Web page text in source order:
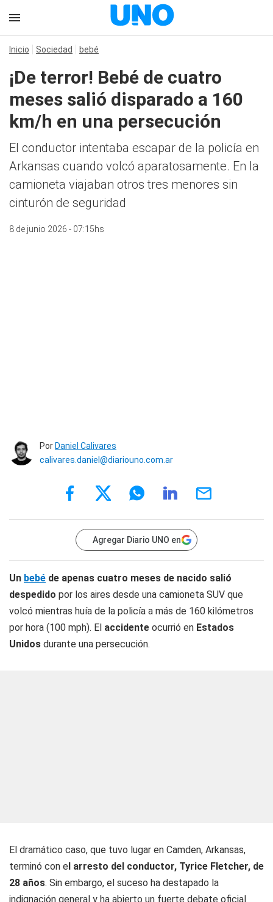
Inicio Sociedad bebé
¡De terror! Bebé de cuatro
meses salió disparado a 160
km/h en una persecución
El conductor intentaba escapar de la policía en
Arkansas cuando volcó aparatosamente. En la
camioneta viajaban otros tres menores sin
cinturón de seguridad
8 de junio 2026 - 07:15hs
Por Daniel Calivares
calivares.daniel@diariouno.com.ar
Agregar Diario UNO en
Un bebé de apenas cuatro meses de nacido salió
despedido por los aires desde una camioneta SUV que
volcó mientras huía de la policía a más de 160 kilómetros
por hora (100 mph). El accidente ocurrió en Estados
Unidos durante una persecución.
El dramático caso, que tuvo lugar en Camden, Arkansas,
terminó con el arresto del conductor, Tyrice Fletcher, de
28 años. Sin embargo, el suceso ha destapado la
indignación general y ha abierto un fuerte debate oficial